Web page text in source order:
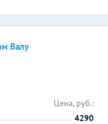
Валу
Цена, руб.:
4290